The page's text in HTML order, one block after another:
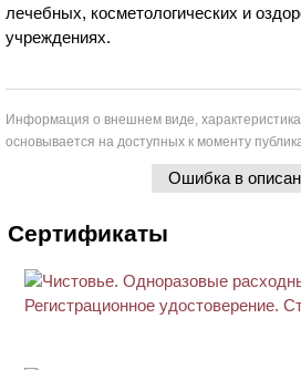
лечебных, косметологических и
учреждениях.
Информация о внешнем виде,
основывается на доступных к моменту
Ошибка в
Сертификаты